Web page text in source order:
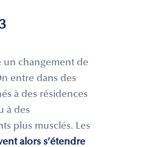
un changement de
entre dans des
à des résidences
à des
plus musclés. Les
alors s’étendre